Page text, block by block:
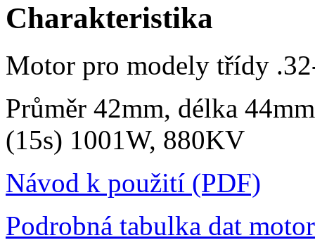
Charakteristika
Motor pro modely třídy
Průměr 42mm, délka
(15s) 1001W, 880KV
Návod k použití (PDF)
Podrobná tabulka dat